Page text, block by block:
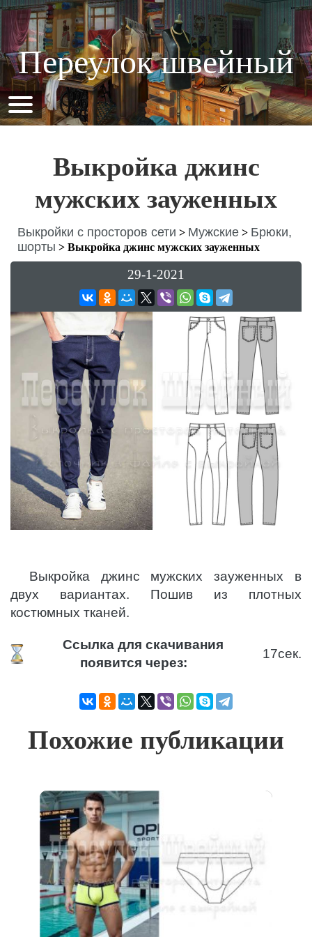
Переулок швейный
Выкройка джинс
мужских зауженных
Выкройки с просторов сети > Мужские > Брюки,
шорты > Выкройка джинс мужских зауженных
29-1-2021
Выкройка джинс мужских зауженных в
двух вариантах. Пошив из плотных
костюмных тканей.
Ссылка для скачивания
появится через:
17сек.
Похожие публикации